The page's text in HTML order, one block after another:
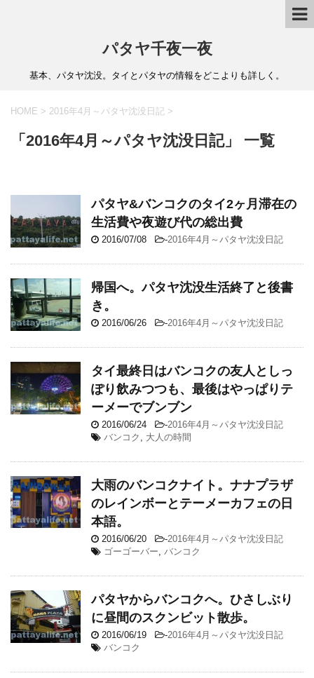
パタヤ千夜一夜
基本、パタヤ沈没。タイとパタヤの情報をどこよりも詳しく。
HOME > 2016年4月～パタヤ沈没日記 >
「2016年4月～パタヤ沈没日記」 一覧
パタヤ&バンコクのタイ2ヶ月滞在の
生活費や夜遊び代の総出費
2016/07/08 -2016年4月～パタヤ沈没日記
帰国へ。パタヤ沈没生活終了と後書
き。
2016/06/26 -2016年4月～パタヤ沈没日記
タイ最終日はバンコクの友人としっ
ぽり飲みつつも、最後はやっぱりテ
ーメーでブンブン
2016/06/24 -2016年4月～パタヤ沈没日記
バンコク
大人の時間
大雨のバンコクナイト。ナナプラザ
のレインボーとテーメーカフェの日
本語。
2016/06/20 -2016年4月～パタヤ沈没日記
ゴーゴーバー
バンコク
パタヤからバンコクへ。ひさしぶり
に昼間のスクンビット散歩。
2016/06/19 -2016年4月～パタヤ沈没日記
バンコク